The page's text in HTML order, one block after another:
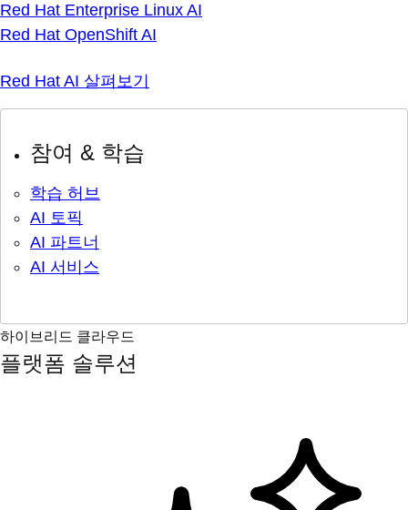
Red Hat Enterprise Linux AI
Red Hat OpenShift AI
Red Hat AI 살펴보기
참여 & 학습
학습 허브
AI 토픽
AI 파트너
AI 서비스
하이브리드 클라우드
플랫폼 솔루션